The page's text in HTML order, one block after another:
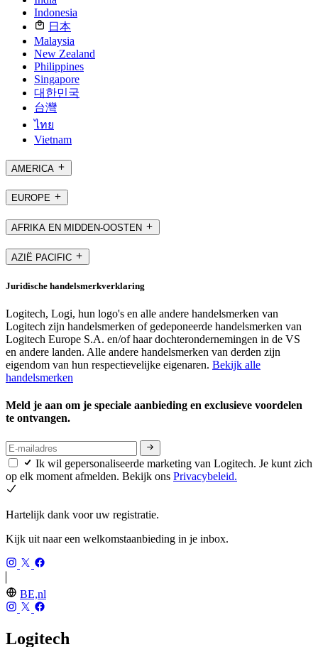
Indonesia
日本
Malaysia
New Zealand
Philippines
Singapore
대한민국
台灣
ไทย
Vietnam
AMERICA
EUROPE
AFRIKA EN MIDDEN-OOSTEN
AZIË PACIFIC
Juridische handelsmerkverklaring
Logitech, Logi, hun logo's en alle andere handelsmerken van
Logitech zijn handelsmerken of gedeponeerde handelsmerken van
Logitech Europe S.A. en/of haar dochterondernemingen in de VS
en andere landen. Alle andere handelsmerken van derden zijn
eigendom van hun respectievelijke eigenaren. Bekijk alle
handelsmerken
Meld je aan om je speciale aanbieding en exclusieve voordelen
te ontvangen.
Ik wil gepersonaliseerde marketing van Logitech. Je kunt zich
op elk moment afmelden. Bekijk ons Privacybeleid.
Hartelijk dank voor uw registratie.
Kijk uit naar een welkomstaanbieding in je inbox.
BE,nl
Logitech